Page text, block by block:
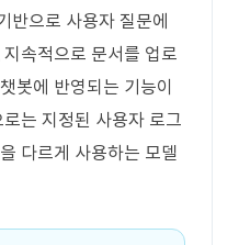
반으로 사용자 질문에
속적으로 문서를 업로
봇에 반영되는 기능이
는 지정된 사용자 로그
다르게 사용하는 모델